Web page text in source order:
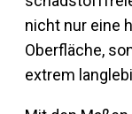
nicht nur eine
Oberfläche,
extrem